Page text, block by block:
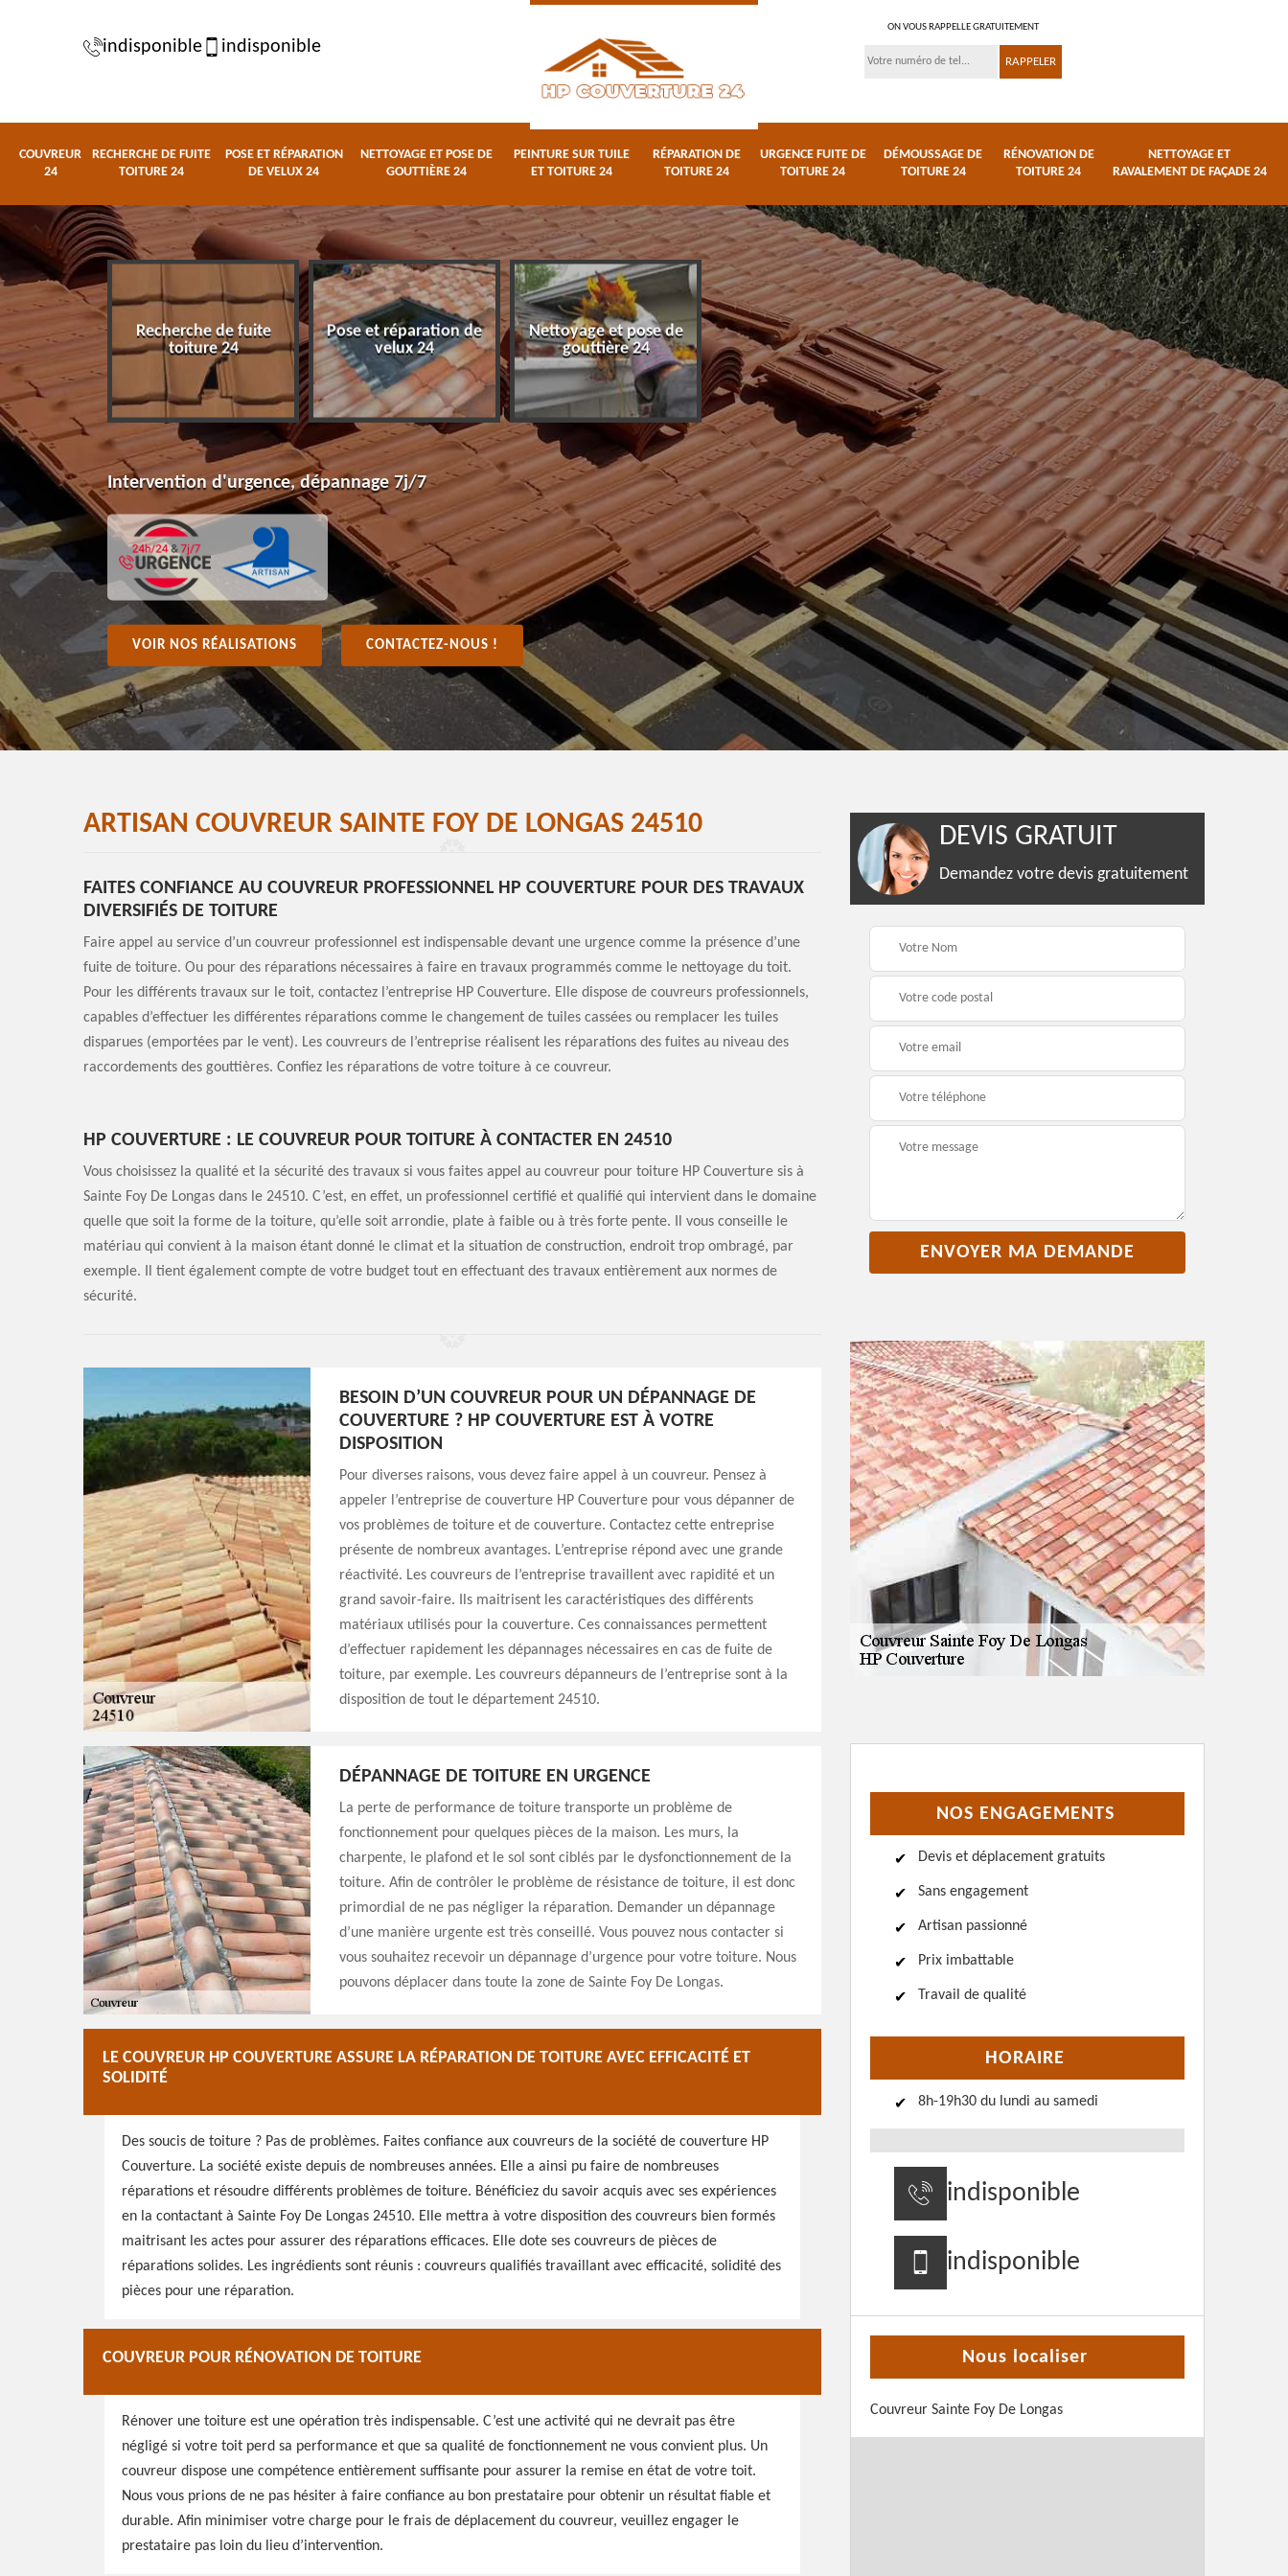
indisponible indisponible
ON VOUS RAPPELLE GRATUITEMENT
COUVREUR
24
RECHERCHE DE FUITE
TOITURE 24
POSE ET RÉPARATION
DE VELUX 24
NETTOYAGE ET POSE DE
GOUTTIÈRE 24
PEINTURE SUR TUILE
ET TOITURE 24
RÉPARATION DE
TOITURE 24
URGENCE FUITE DE
TOITURE 24
DÉMOUSSAGE DE
TOITURE 24
RÉNOVATION DE
TOITURE 24
NETTOYAGE ET
RAVALEMENT DE FAÇADE 24
24
Recherche de fuite
toiture 24
Pose et réparation de
velux 24
Nettoyage et pose de
gouttière 24
Peinture sur tuile et
toiture 24
Réparation de toiture
24
Urgence fuite de
toiture 24
Intervention d'urgence, dépannage 7j/7
VOIR NOS RÉALISATIONS CONTACTEZ-NOUS !
ARTISAN COUVREUR SAINTE FOY DE LONGAS 24510
FAITES CONFIANCE AU COUVREUR PROFESSIONNEL HP COUVERTURE POUR DES TRAVAUX
DIVERSIFIÉS DE TOITURE
Faire appel au service d’un couvreur professionnel est indispensable devant une urgence comme la présence d’une
fuite de toiture. Ou pour des réparations nécessaires à faire en travaux programmés comme le nettoyage du toit.
Pour les différents travaux sur le toit, contactez l’entreprise HP Couverture. Elle dispose de couvreurs professionnels,
capables d’effectuer les différentes réparations comme le changement de tuiles cassées ou remplacer les tuiles
disparues (emportées par le vent). Les couvreurs de l’entreprise réalisent les réparations des fuites au niveau des
raccordements des gouttières. Confiez les réparations de votre toiture à ce couvreur.
HP COUVERTURE : LE COUVREUR POUR TOITURE À CONTACTER EN 24510
Vous choisissez la qualité et la sécurité des travaux si vous faites appel au couvreur pour toiture HP Couverture sis à
Sainte Foy De Longas dans le 24510. C’est, en effet, un professionnel certifié et qualifié qui intervient dans le domaine
quelle que soit la forme de la toiture, qu’elle soit arrondie, plate à faible ou à très forte pente. Il vous conseille le
matériau qui convient à la maison étant donné le climat et la situation de construction, endroit trop ombragé, par
exemple. Il tient également compte de votre budget tout en effectuant des travaux entièrement aux normes de
sécurité.
BESOIN D’UN COUVREUR POUR UN DÉPANNAGE DE
COUVERTURE ? HP COUVERTURE EST À VOTRE
DISPOSITION
Pour diverses raisons, vous devez faire appel à un couvreur. Pensez à
appeler l’entreprise de couverture HP Couverture pour vous dépanner de
vos problèmes de toiture et de couverture. Contactez cette entreprise
présente de nombreux avantages. L’entreprise répond avec une grande
réactivité. Les couvreurs de l’entreprise travaillent avec rapidité et un
grand savoir-faire. Ils maitrisent les caractéristiques des différents
matériaux utilisés pour la couverture. Ces connaissances permettent
d’effectuer rapidement les dépannages nécessaires en cas de fuite de
toiture, par exemple. Les couvreurs dépanneurs de l’entreprise sont à la
disposition de tout le département 24510.
DÉPANNAGE DE TOITURE EN URGENCE
La perte de performance de toiture transporte un problème de
fonctionnement pour quelques pièces de la maison. Les murs, la
charpente, le plafond et le sol sont ciblés par le dysfonctionnement de la
toiture. Afin de contrôler le problème de résistance de toiture, il est donc
primordial de ne pas négliger la réparation. Demander un dépannage
d’une manière urgente est très conseillé. Vous pouvez nous contacter si
vous souhaitez recevoir un dépannage d’urgence pour votre toiture. Nous
pouvons déplacer dans toute la zone de Sainte Foy De Longas.
LE COUVREUR HP COUVERTURE ASSURE LA RÉPARATION DE TOITURE AVEC EFFICACITÉ ET
SOLIDITÉ
Des soucis de toiture ? Pas de problèmes. Faites confiance aux couvreurs de la société de couverture HP
Couverture. La société existe depuis de nombreuses années. Elle a ainsi pu faire de nombreuses
réparations et résoudre différents problèmes de toiture. Bénéficiez du savoir acquis avec ses expériences
en la contactant à Sainte Foy De Longas 24510. Elle mettra à votre disposition des couvreurs bien formés
maitrisant les actes pour assurer des réparations efficaces. Elle dote ses couvreurs de pièces de
réparations solides. Les ingrédients sont réunis : couvreurs qualifiés travaillant avec efficacité, solidité des
pièces pour une réparation.
COUVREUR POUR RÉNOVATION DE TOITURE
Rénover une toiture est une opération très indispensable. C’est une activité qui ne devrait pas être
négligé si votre toit perd sa performance et que sa qualité de fonctionnement ne vous convient plus. Un
couvreur dispose une compétence entièrement suffisante pour assurer la remise en état de votre toit.
Nous vous prions de ne pas hésiter à faire confiance au bon prestataire pour obtenir un résultat fiable et
durable. Afin minimiser votre charge pour le frais de déplacement du couvreur, veuillez engager le
prestataire pas loin du lieu d’intervention.
DEVIS GRATUIT
Demandez votre devis gratuitement
NOS ENGAGEMENTS
Devis et déplacement gratuits
Sans engagement
Artisan passionné
Prix imbattable
Travail de qualité
HORAIRE
8h-19h30 du lundi au samedi
indisponible
indisponible
Nous localiser
Couvreur Sainte Foy De Longas